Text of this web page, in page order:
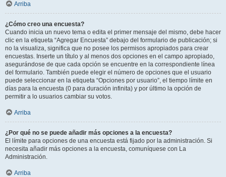
Arriba
¿Cómo creo una encuesta?
Cuando inicia un nuevo tema o edita el primer mensaje del mismo, debe hacer
clic en la etiqueta “Agregar Encuesta” debajo del formulario de publicación; si
no la visualiza, significa que no posee los permisos apropiados para crear
encuestas. Inserte un título y al menos dos opciones en el campo apropiado,
asegurándose de que cada opción se encuentre en la correspondiente línea
del formulario. También puede elegir el número de opciones que el usuario
puede seleccionar en la etiqueta “Opciones por usuario”, el tiempo límite en
días para la encuesta (0 para duración infinita) y por último la opción de
permitir a lo usuarios cambiar su votos.
Arriba
¿Por qué no se puede añadir más opciones a la encuesta?
El límite para opciones de una encuesta está fijado por la administración. Si
necesita añadir más opciones a la encuesta, comuníquese con La
Administración.
Arriba